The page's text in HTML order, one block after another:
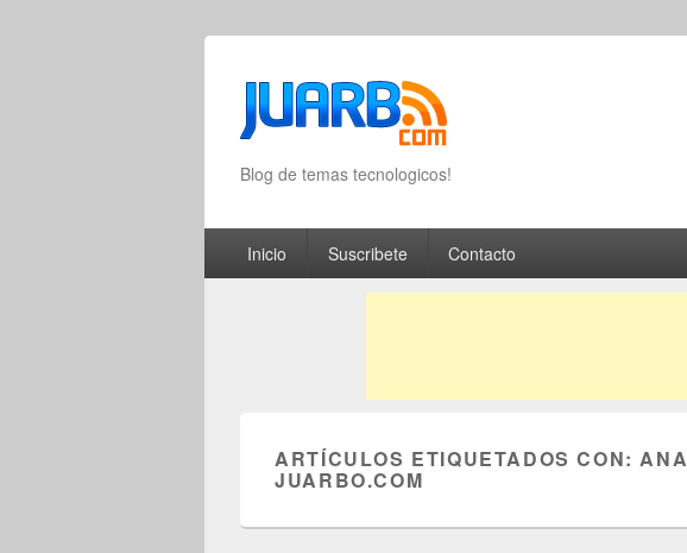
Blog de temas tecnologicos!
Primary menu
Skip to primary content
Skip to secondary content
Inicio Suscribete Contacto
ARTÍCULOS ETIQUETADOS CON:
JUARBO.COM